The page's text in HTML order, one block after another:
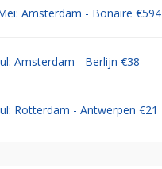
Amsterdam - Bonaire €594
Amsterdam - Berlijn €38
Rotterdam - Antwerpen €21